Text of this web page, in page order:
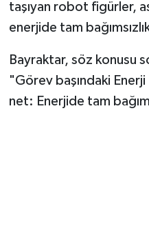
taşıyan robot figürler,
enerjide tam
Bayraktar, söz konusu
"Görev başındaki Enerji
net: Enerjide tam